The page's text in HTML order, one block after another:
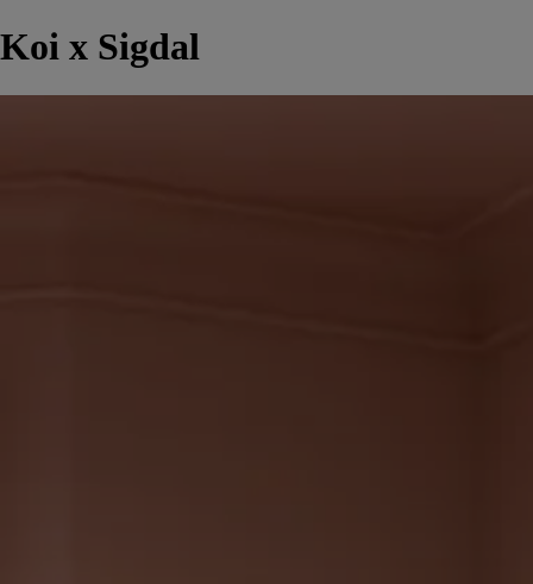
Koi x Sigdal